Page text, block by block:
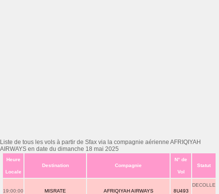
Liste de tous les vols à partir de Sfax via la compagnie aérienne AFRIQIYAH
AIRWAYS en date du dimanche 18 mai 2025
Heure
Locale
Destination Compagnie
N° de
Vol
Statut
19:00:00 MISRATE AFRIQIYAH AIRWAYS 8U493
DECOLLE